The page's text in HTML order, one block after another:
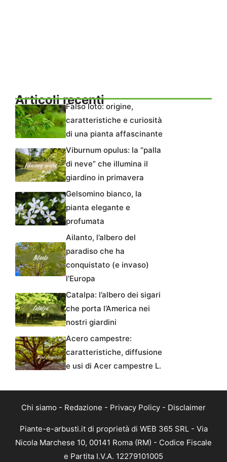
Articoli recenti
Falso loto: origine,
caratteristiche e curiosità
di una pianta affascinante
Viburnum opulus: la “palla
di neve” che illumina il
giardino in primavera
Gelsomino bianco, la
pianta elegante e
profumata
Ailanto, l’albero del
paradiso che ha
conquistato (e invaso)
l’Europa
Catalpa: l’albero dei sigari
che porta l’America nei
nostri giardini
Acero campestre:
caratteristiche, diffusione
e usi di Acer campestre L.
Chi siamo - Redazione - Privacy Policy - Disclaimer
Piante-e-arbusti.it di proprietà di WEB 365 SRL - Via
Nicola Marchese 10, 00141 Roma (RM) - Codice Fiscale
e Partita I.V.A. 12279101005